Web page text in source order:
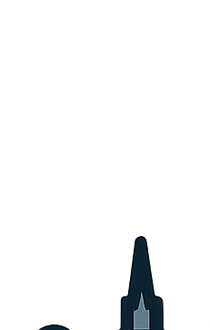
Dit privacybeleid bevat
privacyrechten en hoe je